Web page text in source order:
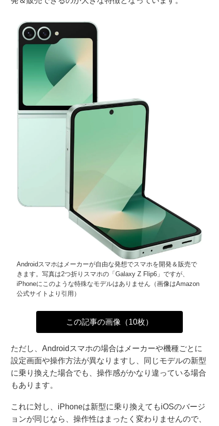
Androidスマホはメーカーが自由な発想でスマホを開発＆販売で
きます。写真は2つ折りスマホの「Galaxy Z Flip6」ですが、
iPhoneにこのような特殊なモデルはありません（画像はAmazon
公式サイトより引用）
この記事の画像（10枚）
ただし、Androidスマホの場合はメーカーや機種ごとに
設定画面や操作方法が異なりますし、同じモデルの新型
に乗り換えた場合でも、操作感がかなり違っている場合
もあります。
これに対し、iPhoneは新型に乗り換えてもiOSのバージ
ョンが同じなら、操作性はまったく変わりませんので、